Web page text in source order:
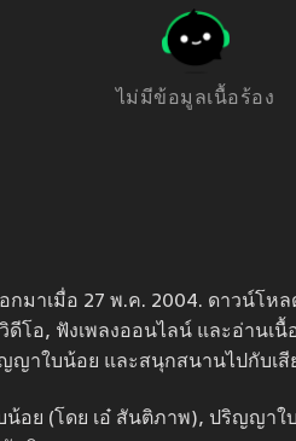
ไม่มีข้อมูลเนื้อร้อง
าเมื่อ 27 พ.ค. 2004. ดาวน์โหล
โอ, ฟังเพลงออนไลน์ และอ่านเ
ญาใบน้อย และสนุกสนานไปกับเสี
อย (โดย เอ๋ สันติภาพ), ปริญญา